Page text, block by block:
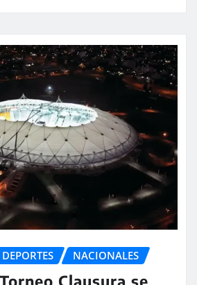
DEPORTES NACIONALES
Clausura se